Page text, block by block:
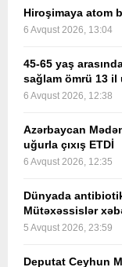
Hiroşimaya atom
6 Avqust 2026, 13:04
45-65 yaş
sağlam ömrü 13 il
6 Avqust 2026, 12:38
Azərbaycan
uğurla çıxış ETDİ
6 Avqust 2026, 12:35
Dünyada
Mütəxəssislər
5 Avqust 2026, 23:59
Deputat Ceyhun